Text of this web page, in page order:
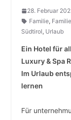
28. Februar
Familie,
Südtirol, Urlaub
Ein Hotel für
Luxury & Spa
Im Urlaub
lernen ­
Für